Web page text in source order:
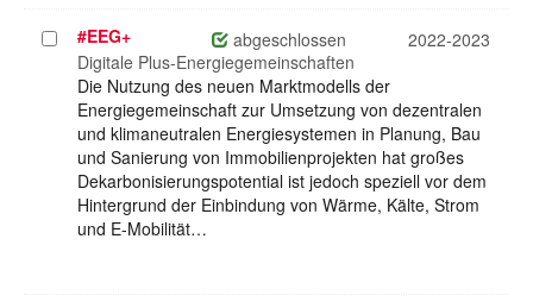
Projekt
auswählen
#EEG+ abgeschlossen
2022-2023
Digitale Plus-Energiegemeinschaften
Die Nutzung des neuen Marktmodells der
Energiegemeinschaft zur Umsetzung von dezentralen
und klimaneutralen Energiesystemen in Planung, Bau
und Sanierung von Immobilienprojekten hat großes
Dekarbonisierungspotential ist jedoch speziell vor dem
Hintergrund der Einbindung von Wärme, Kälte, Strom
und E-Mobilität…